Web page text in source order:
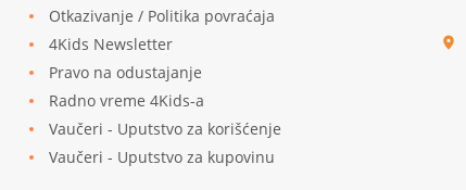
Otkazivanje / Politika povraćaja
4Kids Newsletter
Pravo na odustajanje
Radno vreme 4Kids-a
Vaučeri - Uputstvo za korišćenje
Vaučeri - Uputstvo za kupovinu